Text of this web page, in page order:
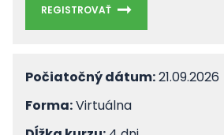
REGISTROVAŤ
Počiatočný dátum:21.09.2026
Forma:Virtuálna